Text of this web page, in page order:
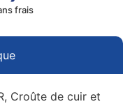
frais
Croûte de cuir et